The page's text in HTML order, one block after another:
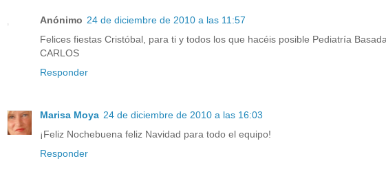
Anónimo 24 de diciembre de 2010 a las 11:57
Felices fiestas Cristóbal, para ti y todos los que hacéis posible Pediatría
CARLOS
Responder
Marisa Moya 24 de diciembre de 2010 a las 16:03
¡Feliz Nochebuena feliz Navidad para todo el equipo!
Responder